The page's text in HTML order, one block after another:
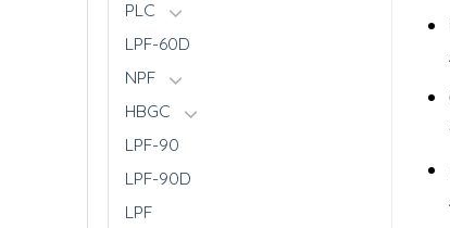
PLC
LPF-60D
NPF
HBGC
LPF-90
LPF-90D
LPF